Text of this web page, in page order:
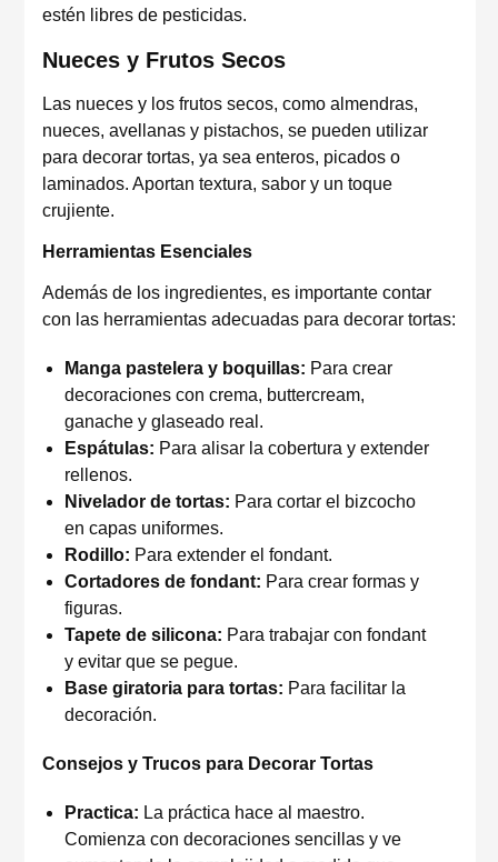
estén libres de pesticidas.
Nueces y Frutos Secos
Las nueces y los frutos secos, como almendras,
nueces, avellanas y pistachos, se pueden utilizar
para decorar tortas, ya sea enteros, picados o
laminados. Aportan textura, sabor y un toque
crujiente.
Herramientas Esenciales
Además de los ingredientes, es importante contar
con las herramientas adecuadas para decorar tortas:
Manga pastelera y boquillas: Para crear
decoraciones con crema, buttercream,
ganache y glaseado real.
Espátulas: Para alisar la cobertura y extender
rellenos.
Nivelador de tortas: Para cortar el bizcocho
en capas uniformes.
Rodillo: Para extender el fondant.
Cortadores de fondant: Para crear formas y
figuras.
Tapete de silicona: Para trabajar con fondant
y evitar que se pegue.
Base giratoria para tortas: Para facilitar la
decoración.
Consejos y Trucos para Decorar Tortas
Practica: La práctica hace al maestro.
Comienza con decoraciones sencillas y ve